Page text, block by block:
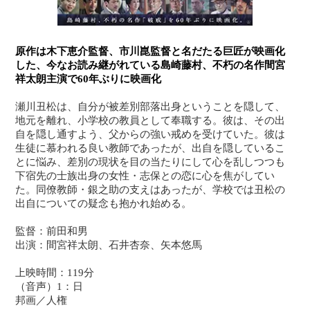
原作は木下恵介監督、市川崑監督と名だたる巨匠が映画化
した、今なお読み継がれている島崎藤村、不朽の名作間宮
祥太朗主演で60年ぶりに映画化
瀬川丑松は、自分が被差別部落出身ということを隠して、
地元を離れ、小学校の教員として奉職する。彼は、その出
自を隠し通すよう、父からの強い戒めを受けていた。彼は
生徒に慕われる良い教師であったが、出自を隠しているこ
とに悩み、差別の現状を目の当たりにして心を乱しつつも
下宿先の士族出身の女性・志保との恋に心を焦がしてい
た。同僚教師・銀之助の支えはあったが、学校では丑松の
出自についての疑念も抱かれ始める。
監督：前田和男
出演：間宮祥太朗、石井杏奈、矢本悠馬
上映時間：119分
（音声）1：日
邦画／人権